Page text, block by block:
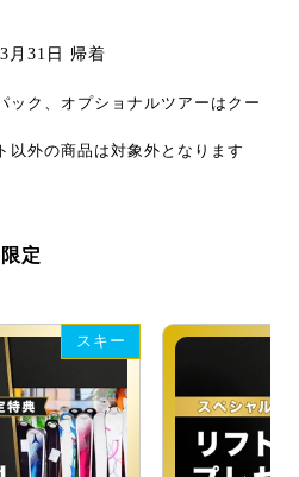
月31日 帰着
ク、オプショナルツアーはクー
外の商品は対象外となります
定
スキー